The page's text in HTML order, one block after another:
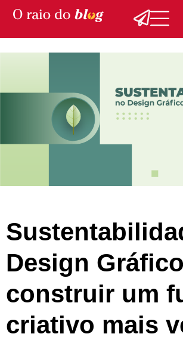
Design
construir um
criativo mais